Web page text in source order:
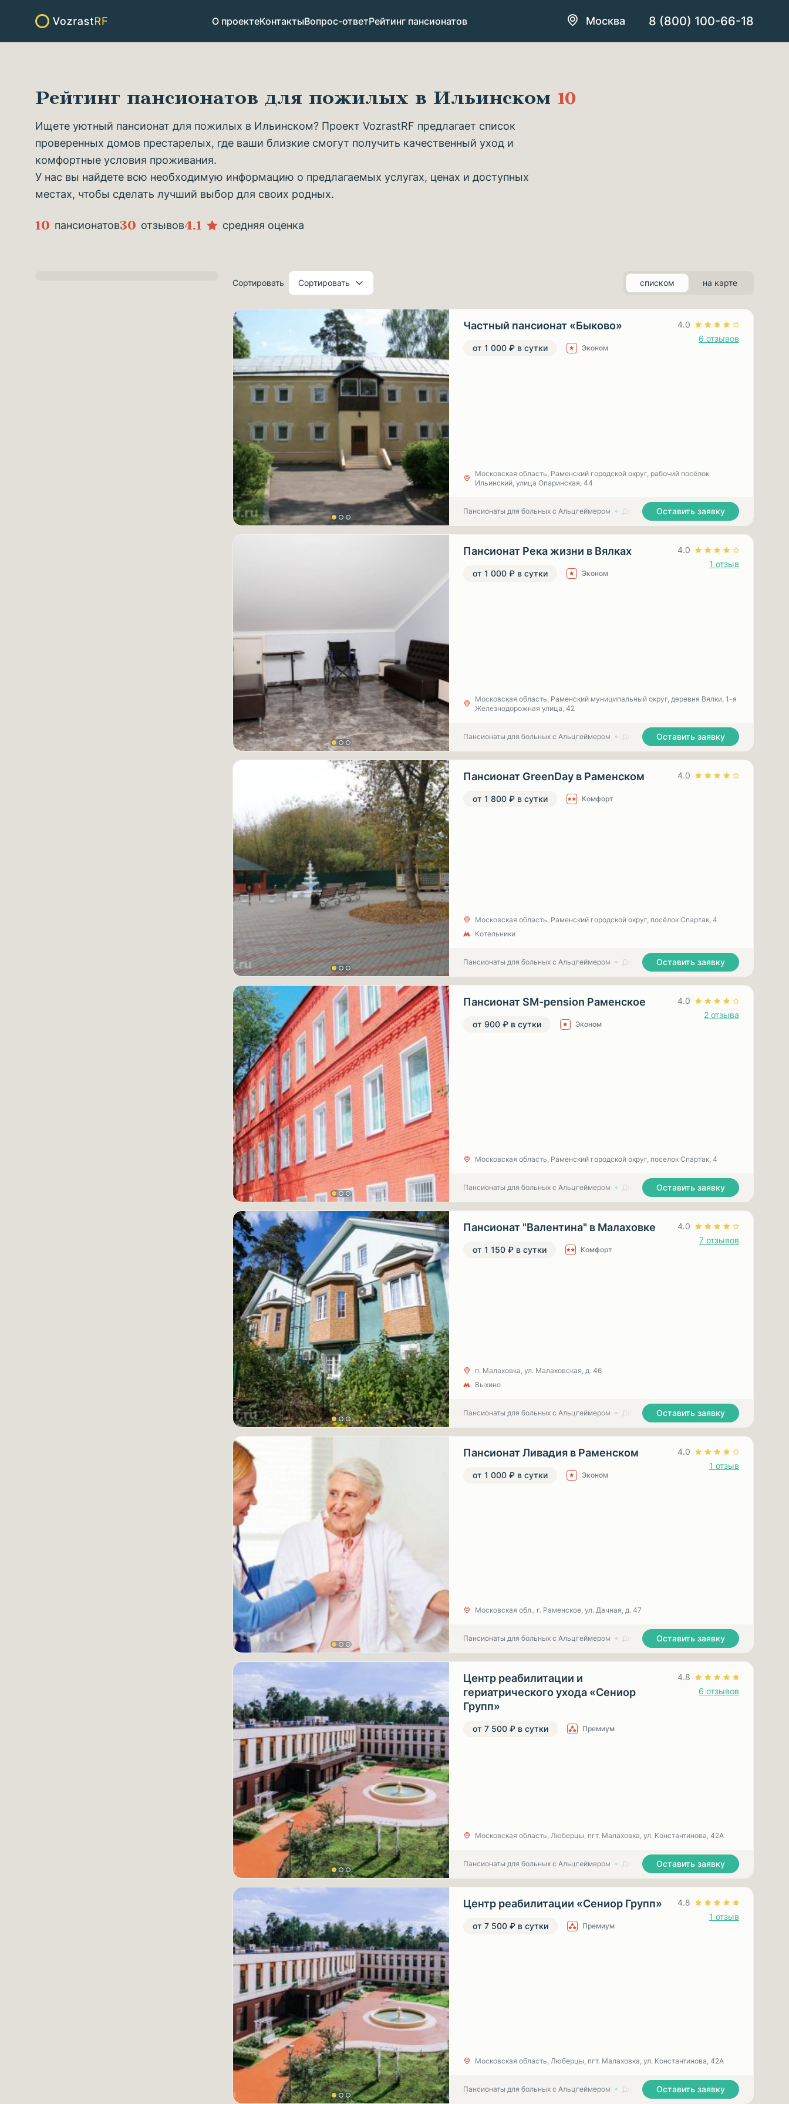
О проектеКонтактыВопрос-ответРейтинг пансионатов Москва 8 (800) 100-66-18
Рейтинг пансионатов для пожилых в Ильинском 10
Ищете уютный пансионат для пожилых в Ильинском? Проект VozrastRF предлагает список
проверенных домов престарелых, где ваши близкие смогут получить качественный уход и
комфортные условия проживания.
У нас вы найдете всю необходимую информацию о предлагаемых услугах, ценах и доступных
местах, чтобы сделать лучший выбор для своих родных.
10 пансионатов30 отзывов4.1 средняя оценка
Сортировать Сортировать списком на карте
Частный пансионат «Быково»
4.0
6 отзывов
от 1 000 ₽ в сутки
Эконом
Московская область, Раменский городской округ, рабочий посёлок
Ильинский, улица Опаринская, 44
Пансионаты для больных с Альцгеймером Дома престарелых для больных с Паркинсоном
Оставить заявку
Пансионат Река жизни в Вялках
4.0
1 отзыв
от 1 000 ₽ в сутки
Эконом
Московская область, Раменский муниципальный округ, деревня Вялки, 1-я
Железнодорожная улица, 42
Пансионаты для больных с Альцгеймером Дома престарелых для больных с Паркинсоном
Оставить заявку
Пансионат GreenDay в Раменском 4.0
от 1 800 ₽ в сутки Комфорт
Московская область, Раменский городской округ, посёлок Спартак, 4
Котельники
Пансионаты для больных с Альцгеймером Дома престарелых для больных с Паркинсоном
Оставить заявку
Пансионат SM-pension Раменское
4.0
2 отзыва
от 900 ₽ в сутки
Эконом
Московская область, Раменский городской округ, поселок Спартак, 4
Пансионаты для больных с Альцгеймером Дома престарелых для больных с Паркинсоном
Оставить заявку
Пансионат "Валентина" в Малаховке
4.0
7 отзывов
от 1 150 ₽ в сутки
Комфорт
п. Малаховка, ул. Малаховская, д. 46
Выхино
Пансионаты для больных с Альцгеймером Дома престарелых для больных с Паркинсоном
Оставить заявку
Пансионат Ливадия в Раменском
4.0
1 отзыв
от 1 000 ₽ в сутки
Эконом
Московская обл., г. Раменское, ул. Дачная, д. 47
Пансионаты для больных с Альцгеймером Дома престарелых для больных с Паркинсоном
Оставить заявку
Центр реабилитации и
гериатрического ухода «Сениор
Групп»
4.8
6 отзывов
от 7 500 ₽ в сутки Премиум
Московская область, Люберцы, пгт. Малаховка, ул. Константинова, 42А
Пансионаты для больных с Альцгеймером Дома престарелых для больных с Паркинсоном
Оставить заявку
Центр реабилитации «Сениор Групп»
4.8
1 отзыв
от 7 500 ₽ в сутки
Премиум
Московская область, Люберцы, пгт. Малаховка, ул. Константинова, 42А
Пансионаты для больных с Альцгеймером Дома престарелых для больных с Паркинсоном
Оставить заявку